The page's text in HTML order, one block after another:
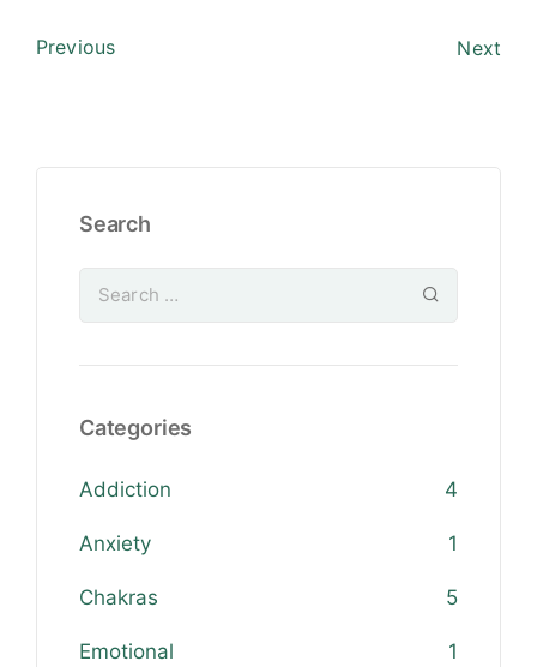
Previous Next
Search
Categories
Addiction 4
Anxiety 1
Chakras 5
Emotional 1